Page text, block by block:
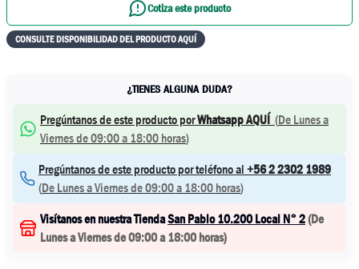
Cotiza este producto
CONSULTE DISPONIBILIDAD DEL PRODUCTO AQUÍ
¿TIENES ALGUNA DUDA?
Pregúntanos de este producto porWhatsapp AQUÍ (De Lunes a
Viernes de 09:00 a 18:00 horas)
Pregúntanos de este producto por teléfono al+56 2 2302 1989
(De Lunes a Viernes de 09:00 a 18:00 horas)
Visítanos en nuestra TiendaSan Pablo 10.200 Local N° 2(De
Lunes a Viernes de 09:00 a 18:00 horas)